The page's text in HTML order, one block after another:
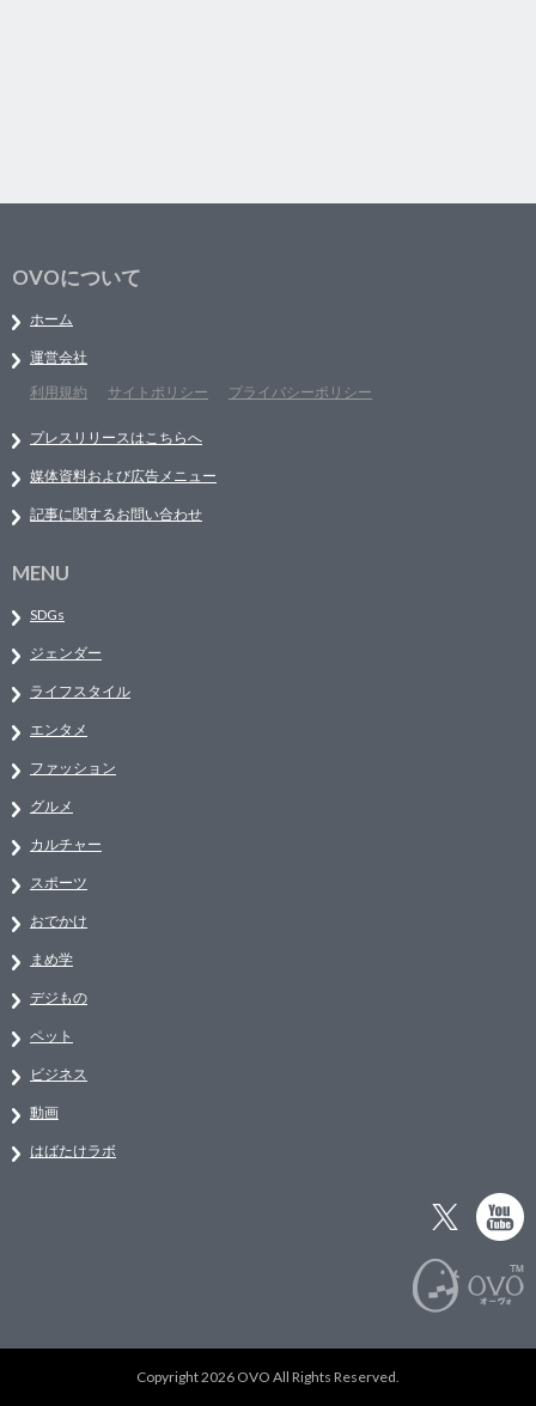
OVOについて
ホーム
運営会社
利用規約
サイトポリシー プライバシーポリシー
プレスリリースはこちらへ
媒体資料および広告メニュー
記事に関するお問い合わせ
MENU
SDGs
ジェンダー
ライフスタイル
エンタメ
ファッション
グルメ
カルチャー
スポーツ
おでかけ
まめ学
デジもの
ペット
ビジネス
動画
はばたけラボ
Copyright 2026 OVO All Rights Reserved.